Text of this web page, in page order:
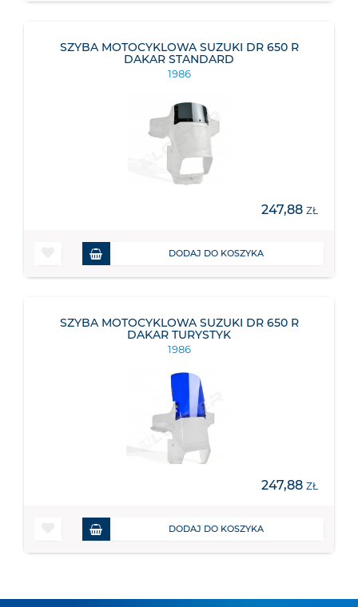
SZYBA MOTOCYKLOWA SUZUKI DR 650 R
DAKAR STANDARD
1986
247,88 ZŁ
DODAJ DO KOSZYKA
SZYBA MOTOCYKLOWA SUZUKI DR 650 R
DAKAR TURYSTYK
1986
247,88 ZŁ
DODAJ DO KOSZYKA